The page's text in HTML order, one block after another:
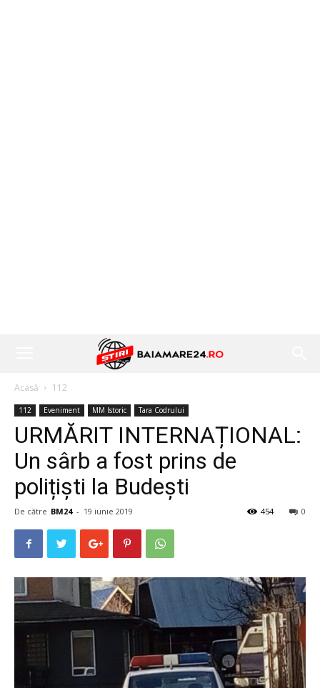
Acasă 112
112 Eveniment MM Istoric Tara Codrului
URMĂRIT INTERNAȚIONAL:
Un sârb a fost prins de
polițiști la Budești
De către BM24 - 19 iunie 2019 0
454